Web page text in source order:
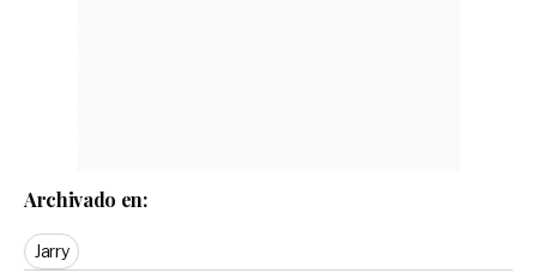
Archivado en:
Jarry